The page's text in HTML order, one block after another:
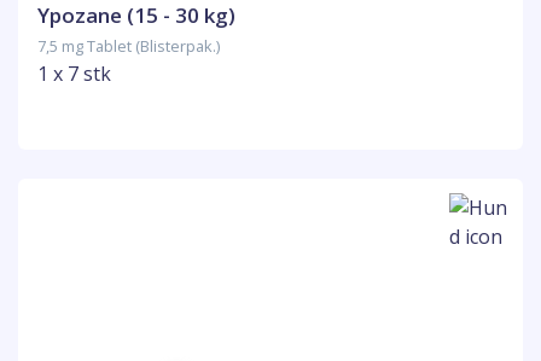
Ypozane (15 - 30 kg)
7,5 mg Tablet (Blisterpak.)
1 x 7 stk